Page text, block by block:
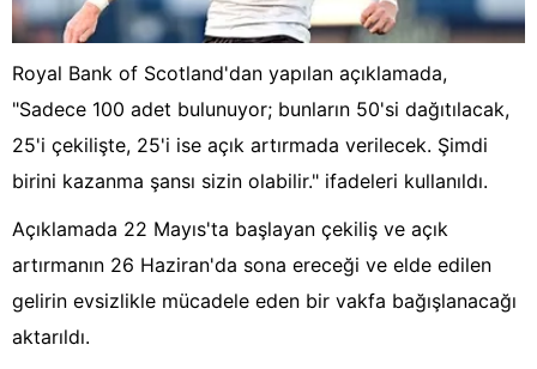
Royal Bank of Scotland'dan yapılan açıklamada,
"Sadece 100 adet bulunuyor; bunların 50'si dağıtılacak,
25'i çekilişte, 25'i ise açık artırmada verilecek. Şimdi
birini kazanma şansı sizin olabilir." ifadeleri kullanıldı.
Açıklamada 22 Mayıs'ta başlayan çekiliş ve açık
artırmanın 26 Haziran'da sona ereceği ve elde edilen
gelirin evsizlikle mücadele eden bir vakfa bağışlanacağı
aktarıldı.